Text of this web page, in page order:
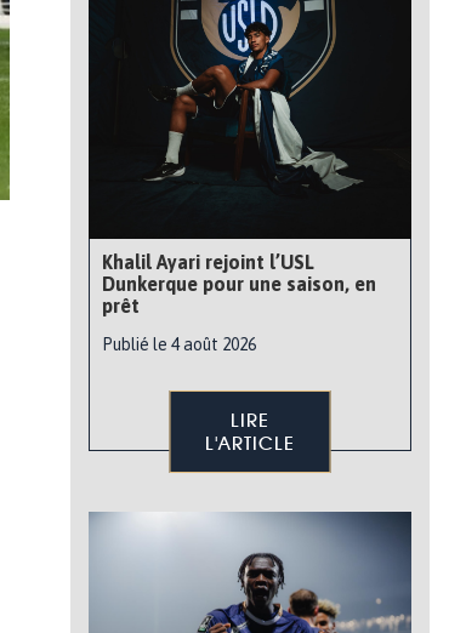
Khalil Ayari rejoint l’USL
Dunkerque pour une saison, en
prêt
Publié le 4 août 2026
LIRE
L'ARTICLE